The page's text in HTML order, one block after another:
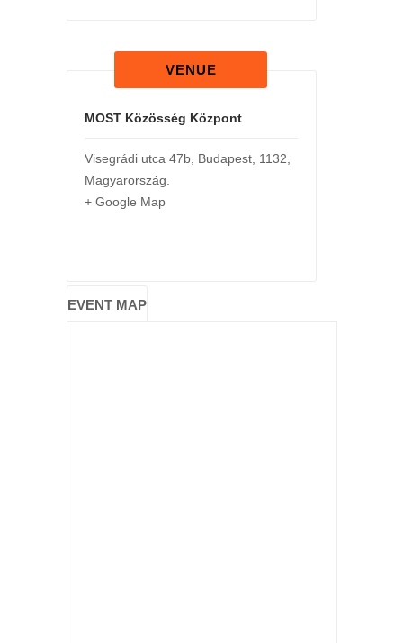
VENUE
MOST Közösség Központ
Visegrádi utca 47b, Budapest, 1132,
Magyarország.
+ Google Map
EVENT MAP